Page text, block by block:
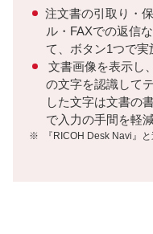
注文書の引取り・
ル・FAXでの返信
て、ボタン1つで実
文書画像を表示し
の文字を認識して
した文字は文書の
で入力の手間を軽
※ 『RICOH Desk Navi』